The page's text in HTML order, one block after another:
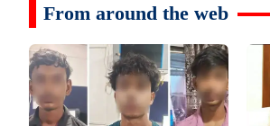
From around the web